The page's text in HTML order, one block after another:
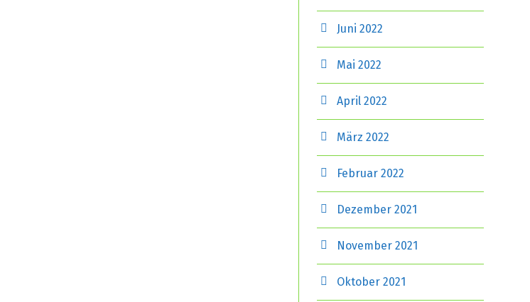
Juni 2022
Mai 2022
April 2022
März 2022
Februar 2022
Dezember 2021
November 2021
Oktober 2021